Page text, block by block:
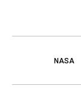
NASA